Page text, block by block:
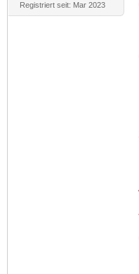
Registriert seit: Mar 2023